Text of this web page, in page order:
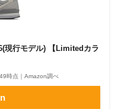
現行モデル) 【Limitedカラ
時点｜Amazon調べ